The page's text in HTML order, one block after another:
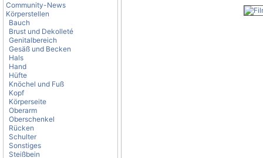
Community-News
Körperstellen
Bauch
Brust und Dekolleté
Genitalbereich
Gesäß und Becken
Hals
Hand
Hüfte
Knöchel und Fuß
Kopf
Körperseite
Oberarm
Oberschenkel
Rücken
Schulter
Sonstiges
Steißbein